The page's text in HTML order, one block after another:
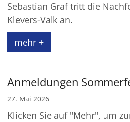
Sebastian Graf tritt die
Klevers-Valk an.
mehr +
Anmeldungen
27. Mai 2026
Klicken Sie auf "Mehr", um